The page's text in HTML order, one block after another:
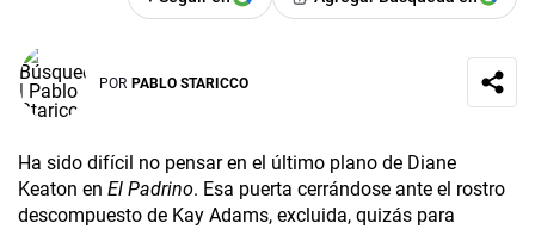
POR PABLO STARICCO
Ha sido difícil no pensar en el último plano de Diane
Keaton en El Padrino. Esa puerta cerrándose ante el rostro
descompuesto de Kay Adams, excluida, quizás para